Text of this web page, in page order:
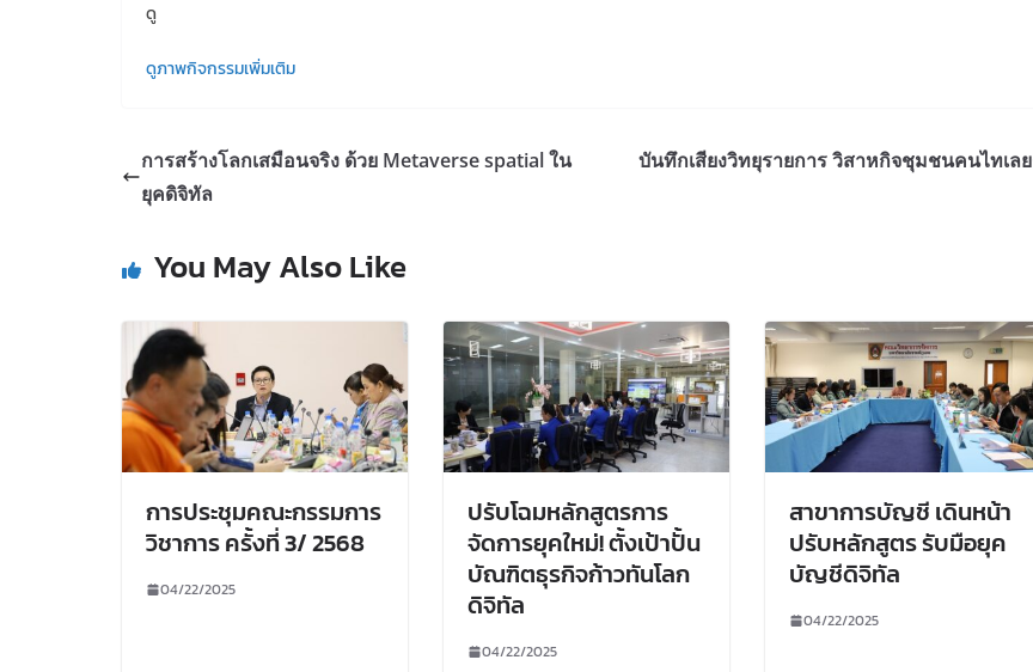
ดู
ดูภาพกิจกรรมเพิ่มเติม
การสร้างโลกเสมือนจริง ด้วย Metaverse spatial ใน
ยุคดิจิทัล
บันทึกเสียงวิทยุรายการ วิสาหกิจชุมชนคนไทเลย
You May Also Like
การประชุมคณะกรรมการ
วิชาการ ครั้งที่ 3/ 2568
04/22/2025
ปรับโฉมหลักสูตรการ
จัดการยุคใหม่! ตั้งเป้าปั้น
บัณฑิตธุรกิจก้าวทันโลก
ดิจิทัล
04/22/2025
สาขาการบัญชี เดินหน้า
ปรับหลักสูตร รับมือยุค
บัญชีดิจิทัล
04/22/2025